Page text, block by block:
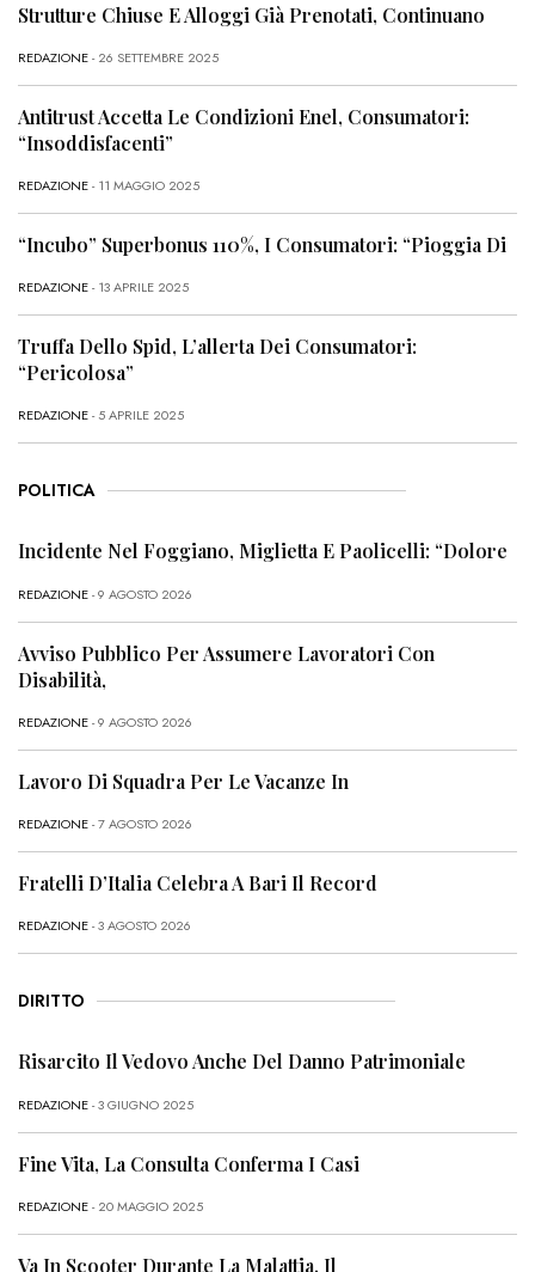
Strutture Chiuse E Alloggi Già Prenotati, Continuano
REDAZIONE- 26 SETTEMBRE 2025
Antitrust Accetta Le Condizioni Enel, Consumatori:
“Insoddisfacenti”
REDAZIONE- 11 MAGGIO 2025
“Incubo” Superbonus 110%, I Consumatori: “Pioggia Di
REDAZIONE- 13 APRILE 2025
Truffa Dello Spid, L’allerta Dei Consumatori:
“Pericolosa”
REDAZIONE- 5 APRILE 2025
POLITICA
Incidente Nel Foggiano, Miglietta E Paolicelli: “Dolore
REDAZIONE- 9 AGOSTO 2026
Avviso Pubblico Per Assumere Lavoratori Con
Disabilità,
REDAZIONE- 9 AGOSTO 2026
Lavoro Di Squadra Per Le Vacanze In
REDAZIONE- 7 AGOSTO 2026
Fratelli D’Italia Celebra A Bari Il Record
REDAZIONE- 3 AGOSTO 2026
DIRITTO
Risarcito Il Vedovo Anche Del Danno Patrimoniale
REDAZIONE- 3 GIUGNO 2025
Fine Vita, La Consulta Conferma I Casi
REDAZIONE- 20 MAGGIO 2025
Va In Scooter Durante La Malattia, Il